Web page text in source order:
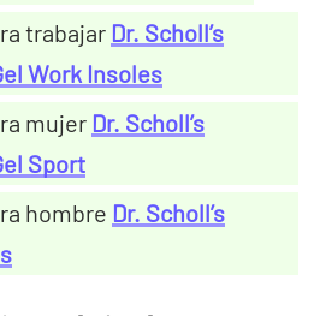
trabajar Dr. Scholl’s
Work Insoles
mujer Dr. Scholl’s
Sport
hombre Dr. Scholl’s